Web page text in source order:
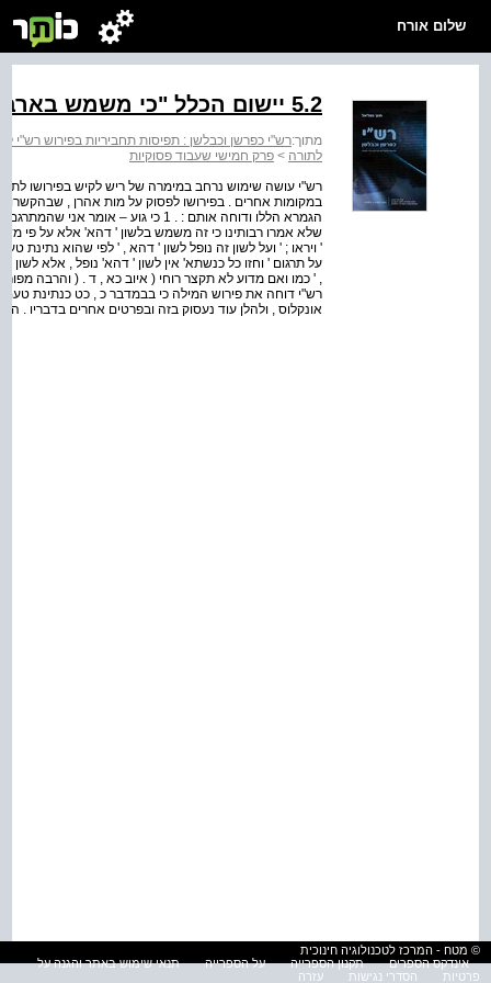
שלום אורח
5.2 יישום הכלל "כי משמש בארבע לשונות" בפירוש רש"י
מתוך:רש"י כפרשן וכבלשן : תפיסות תחביריות בפירוש רש"י
לתורה > פרק חמישי שעבוד פסוקיות
רש"י עושה שימוש נרחב במימרה של ריש לקיש בפירושו
במקומות אחרים . בפירושו לפסוק על מות אהרן ,
הגמרא הללו ודוחה אותם : . 1 כי גוע
שלא אמרו רבותינו כי זה משמש בלשון ' דהא' אלא על פי
' ויראו ; ' ועל לשון זה נופל לשון ' דהא , ' לפי שהוא נתינת
על תרגום ' וחזו כל כנשתא' אין לשון ' דהא' נופל , אלא
, ' כמו ואם מדוע לא תקצר רוחי ( איוב כא , ד . ( והרבה
רש"י דוחה את פירוש המילה כי בבמדבר כ , כט כנתינת
אונקלוס , ולהלן עוד נעסוק בזה ובפרטים אחרים בדבריו .
© מטח - המרכז לטכנולוגיה חינוכית
אינדקס הספרים
תקנון הספרייה על הספרייה
תנאי שימוש באתר והגנה על
פרטיות
הסדרי נגישות עזרה